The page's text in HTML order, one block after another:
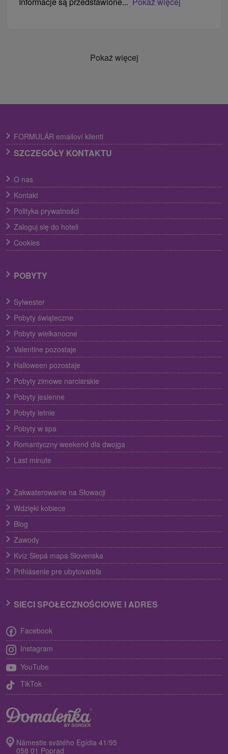
Pokaż więcej
FORMULÁR emailoví klienti
SZCZEGÓŁY KONTAKTU
O nas
Kontakt
Polityka prywatności
Zaloguj się do hoteli
Cookies
POBYTY
Sylwester
Pobyty świąteczne
Pobyty wielkanocne
Valentine pozostaje
Halloween pozostaje
Pobyty zimowe narciarskie
Pobyty jesienne
Pobyty letnie
Pobyty w spa
Romantyczny weekend dla dwojga
Last minute
Zakwaterowanie na Słowacji
Wdzięki kobiece
Blog
Zawody
Kvíz Slepá mapa Slovenska
Prihlásenie pre ubytovateľa
SIECI SPOŁECZNOŚCIOWE I ADRES
Facebook
Instagram
YouTube
TikTok
Námestie svätého Egídia 41/95
058 01 Poprad